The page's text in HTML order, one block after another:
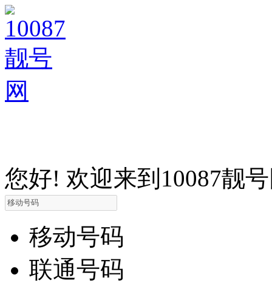
您好! 欢迎来到10087靓
移动号码
联通号码